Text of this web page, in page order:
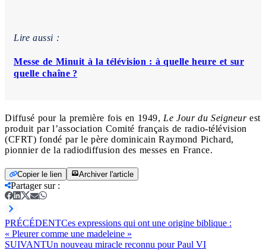
Lire aussi :
Messe de Minuit à la télévision : à quelle heure et sur
quelle chaîne ?
Diffusé pour la première fois en 1949, Le Jour du Seigneur est
produit par l’association Comité français de radio-télévision
(CFRT) fondé par le père dominicain Raymond Pichard,
pionnier de la radiodiffusion des messes en France.
Copier le lien Archiver l'article
Partager sur:
PRÉCÉDENTCes expressions qui ont une origine biblique :
« Pleurer comme une madeleine »
SUIVANTUn nouveau miracle reconnu pour Paul VI